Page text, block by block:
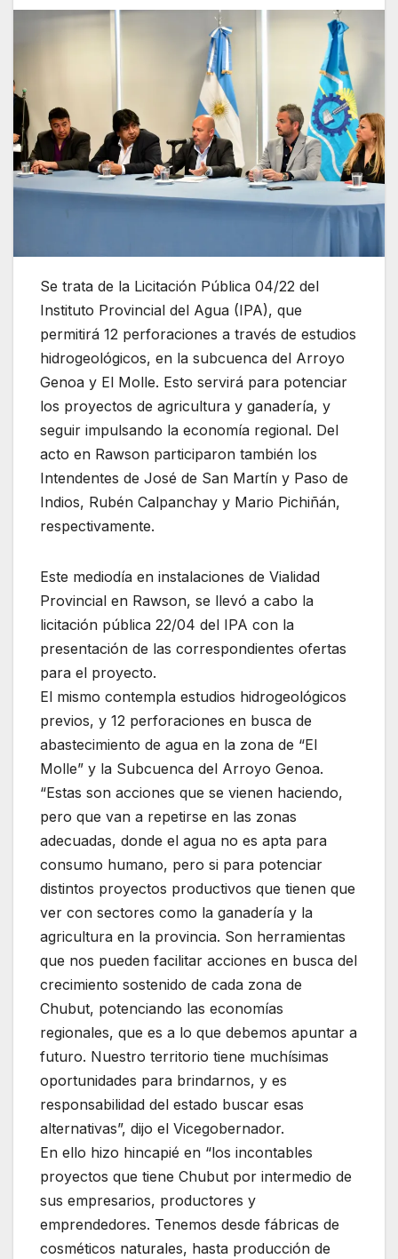
Se trata de la Licitación Pública 04/22 del
Instituto Provincial del Agua (IPA), que
permitirá 12 perforaciones a través de estudios
hidrogeológicos, en la subcuenca del Arroyo
Genoa y El Molle. Esto servirá para potenciar
los proyectos de agricultura y ganadería, y
seguir impulsando la economía regional. Del
acto en Rawson participaron también los
Intendentes de José de San Martín y Paso de
Indios, Rubén Calpanchay y Mario Pichiñán,
respectivamente.
Este mediodía en instalaciones de Vialidad
Provincial en Rawson, se llevó a cabo la
licitación pública 22/04 del IPA con la
presentación de las correspondientes ofertas
para el proyecto.
El mismo contempla estudios hidrogeológicos
previos, y 12 perforaciones en busca de
abastecimiento de agua en la zona de “El
Molle” y la Subcuenca del Arroyo Genoa.
“Estas son acciones que se vienen haciendo,
pero que van a repetirse en las zonas
adecuadas, donde el agua no es apta para
consumo humano, pero si para potenciar
distintos proyectos productivos que tienen que
ver con sectores como la ganadería y la
agricultura en la provincia. Son herramientas
que nos pueden facilitar acciones en busca del
crecimiento sostenido de cada zona de
Chubut, potenciando las economías
regionales, que es a lo que debemos apuntar a
futuro. Nuestro territorio tiene muchísimas
oportunidades para brindarnos, y es
responsabilidad del estado buscar esas
alternativas”, dijo el Vicegobernador.
En ello hizo hincapié en “los incontables
proyectos que tiene Chubut por intermedio de
sus empresarios, productores y
emprendedores. Tenemos desde fábricas de
cosméticos naturales, hasta producción de